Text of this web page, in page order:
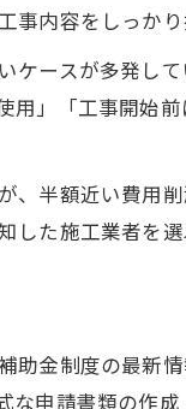
ら泉佐野市の助
成金申請で気を
塗装に使える助
塗装費用と助成
える泉佐野市の
が心配な方へ助
助制度利用で費
配ボックス補助
内容をしっかり
ースが多発し
」「工事開始
半額近い費用
た施工業者を
金制度の最新
申請書類の作